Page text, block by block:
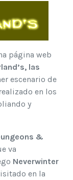
página web
las
escenario de
en los
y
&
va
Neverwinter
en la